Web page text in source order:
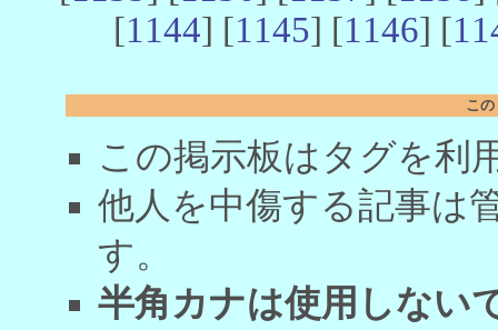
[1144] [1145] [1146] [
こ
この掲示板はタグを利
他人を中傷する記事は
す。
半角カナは使用しない